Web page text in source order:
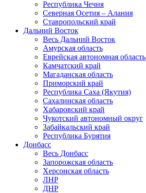
Республика Чечня
Северная Осетия – Алания
Ставропольский край
Дальний Восток
Весь Дальний Восток
Амурская область
Еврейская автономная область
Камчатский край
Магаданская область
Приморский край
Республика Саха (Якутия)
Сахалинская область
Хабаровский край
Чукотский автономный округ
Забайкальский край
Республика Бурятия
Донбасс
Весь Донбасс
Запорожская область
Херсонская область
ЛНР
ДНР